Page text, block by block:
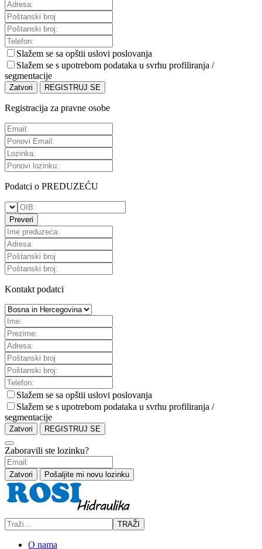
Slažem se sa opštii uslovi poslovanja
Slažem se s upotrebom podataka u svrhu profiliranja /
segmentacije
Zatvori REGISTRUJ SE
Registracija za pravne osobe
Podatci o PREDUZEĆU
Preveri
Kontakt podatci
Slažem se sa opštii uslovi poslovanja
Slažem se s upotrebom podataka u svrhu profiliranja /
segmentacije
Zatvori REGISTRUJ SE
Zaboravili ste lozinku?
Zatvori Pošaljite mi novu lozinku
TRAŽI
O nama